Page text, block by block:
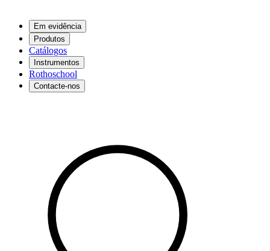
Em evidência
Produtos
Catálogos
Instrumentos
Rothoschool
Contacte-nos